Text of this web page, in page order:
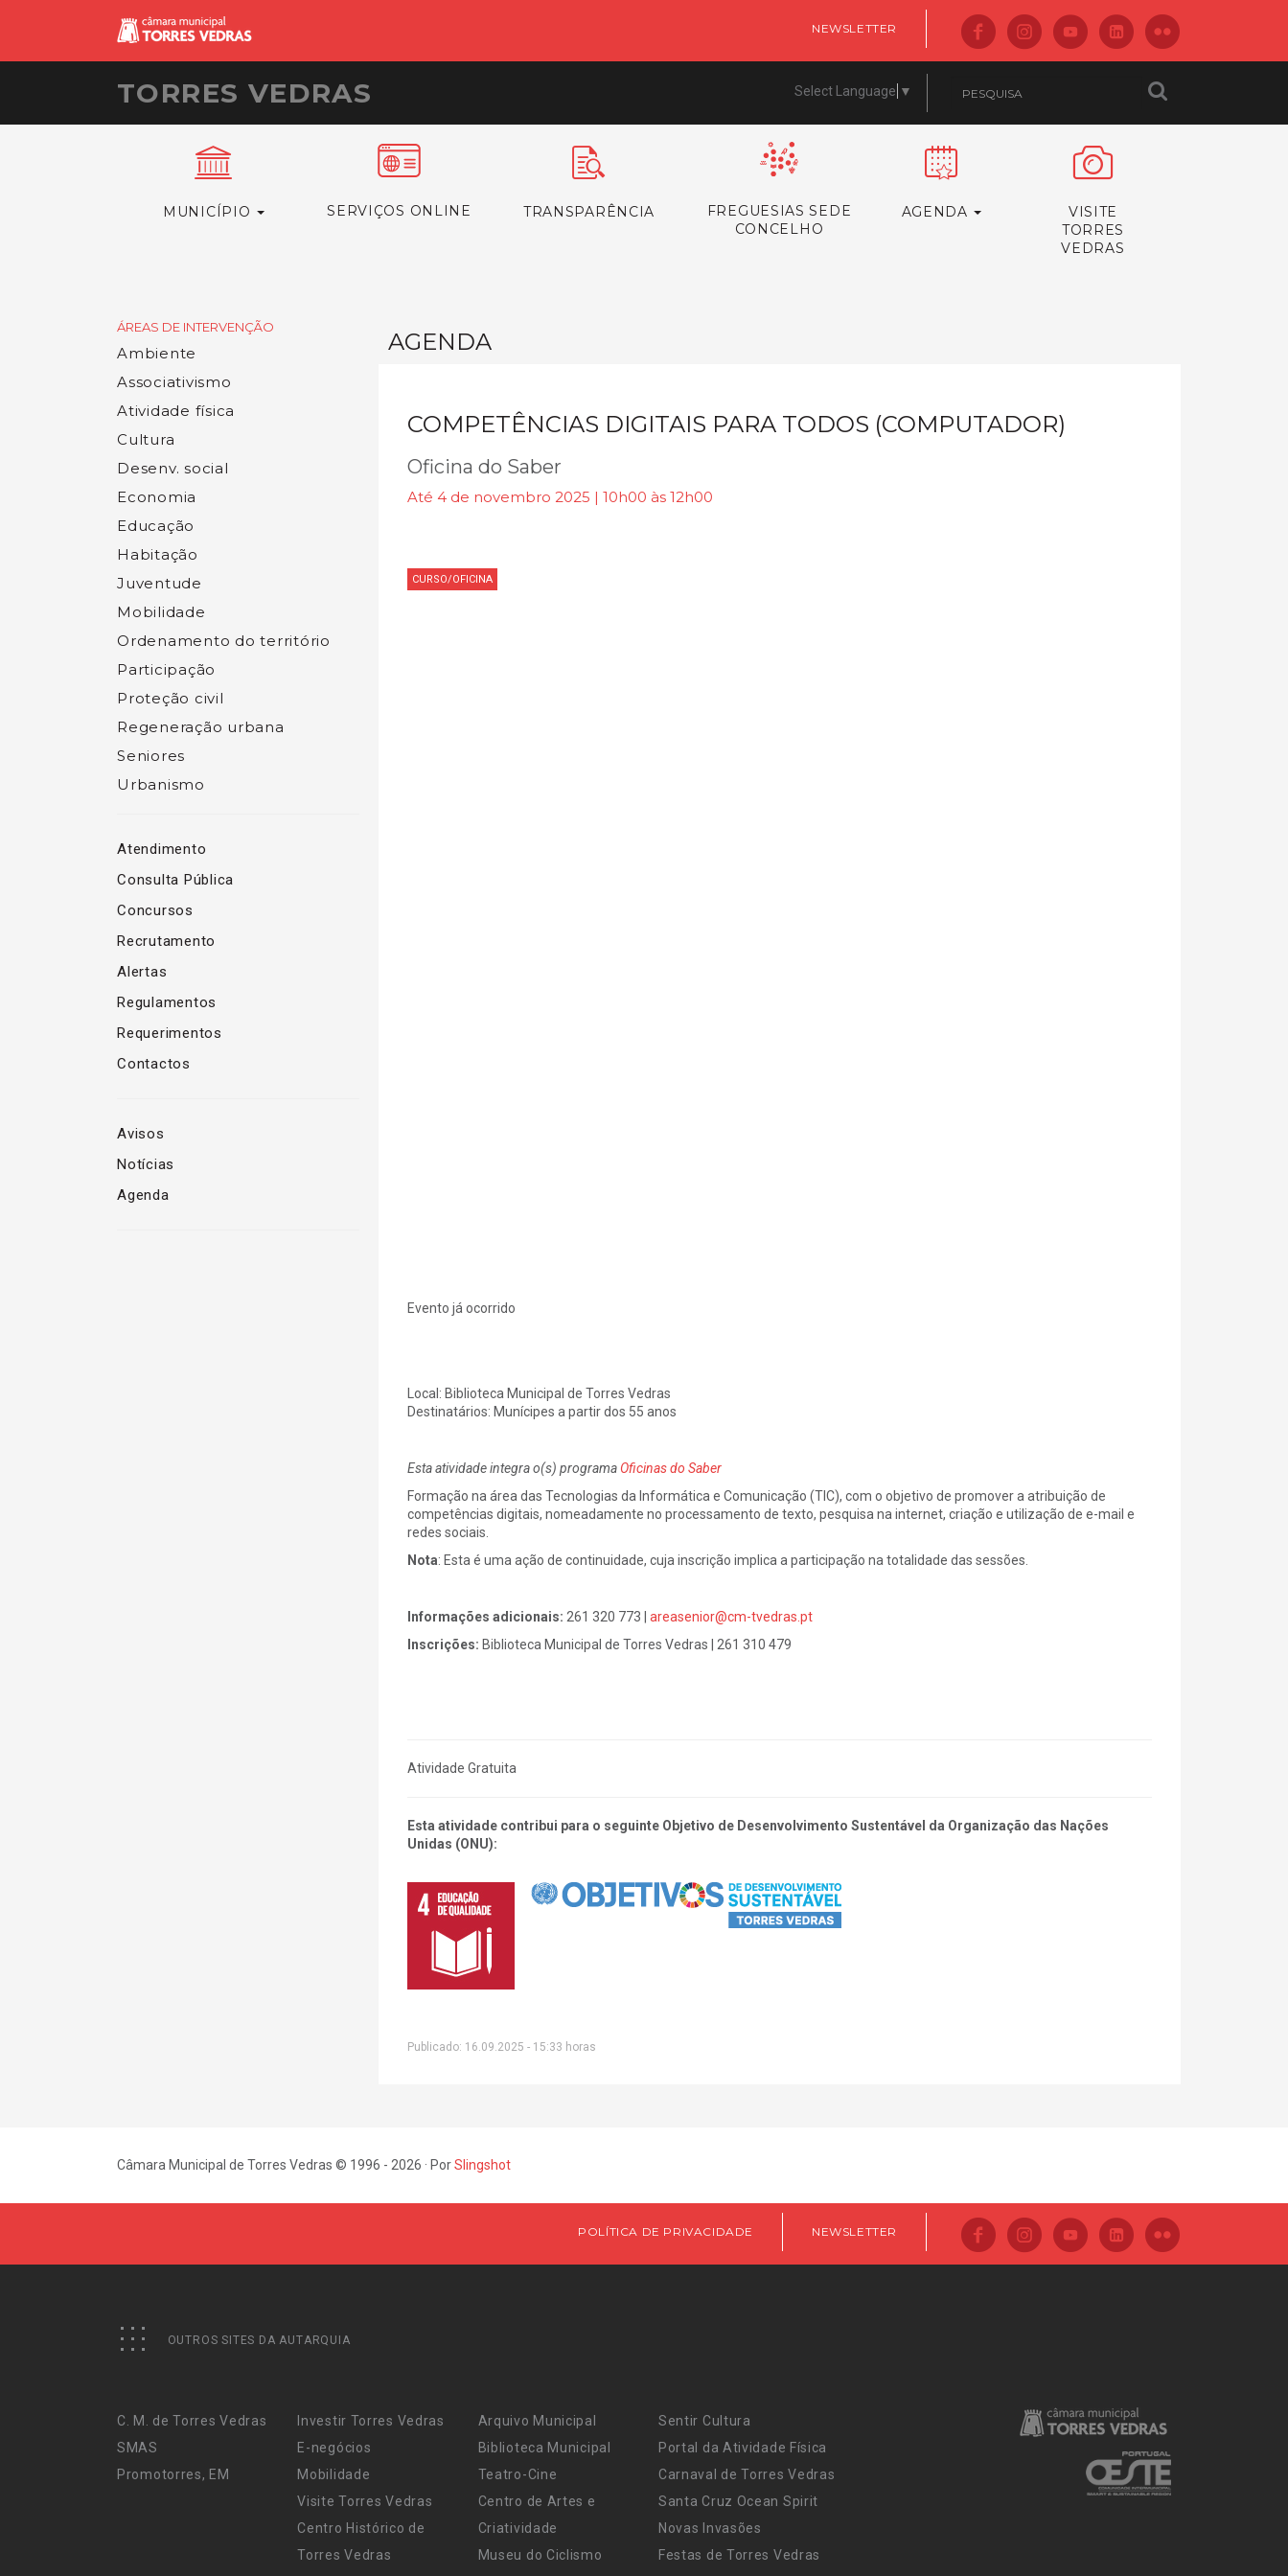
NEWSLETTER
TORRES VEDRAS Select Language ▼
MUNICÍPIO SERVIÇOS ONLINE TRANSPARÊNCIA
FREGUESIAS SEDE
CONCELHO
AGENDA
VISITE
TORRES
VEDRAS
ÁREAS DE INTERVENÇÃO
Ambiente
Associativismo
Atividade física
Cultura
Desenv. social
Economia
Educação
Habitação
Juventude
Mobilidade
Ordenamento do território
Participação
Proteção civil
Regeneração urbana
Seniores
Urbanismo
Atendimento
Consulta Pública
Concursos
Recrutamento
Alertas
Regulamentos
Requerimentos
Contactos
Avisos
Notícias
Agenda
AGENDA
COMPETÊNCIAS DIGITAIS PARA TODOS (COMPUTADOR)
Oficina do Saber
Até 4 de novembro 2025 | 10h00 às 12h00
CURSO/OFICINA
Evento já ocorrido
Local: Biblioteca Municipal de Torres Vedras
Destinatários: Munícipes a partir dos 55 anos
Esta atividade integra o(s) programa Oficinas do Saber
Formação na área das Tecnologias da Informática e Comunicação (TIC), com o objetivo de promover a atribuição de
competências digitais, nomeadamente no processamento de texto, pesquisa na internet, criação e utilização de e-mail e
redes sociais.
Nota: Esta é uma ação de continuidade, cuja inscrição implica a participação na totalidade das sessões.
Informações adicionais: 261 320 773 | areasenior@cm-tvedras.pt
Inscrições: Biblioteca Municipal de Torres Vedras | 261 310 479
Atividade Gratuita
Esta atividade contribui para o seguinte Objetivo de Desenvolvimento Sustentável da Organização das Nações
Unidas (ONU):
Publicado: 16.09.2025 - 15:33 horas
Câmara Municipal de Torres Vedras © 1996 - 2026 · PorSlingshot
POLÍTICA DE PRIVACIDADE NEWSLETTER
OUTROS SITES DA AUTARQUIA
C. M. de Torres Vedras
SMAS
Promotorres, EM
Investir Torres Vedras
E-negócios
Mobilidade
Visite Torres Vedras
Centro Histórico de
Torres Vedras
Arquivo Municipal
Biblioteca Municipal
Teatro-Cine
Centro de Artes e
Criatividade
Museu do Ciclismo
Sentir Cultura
Portal da Atividade Física
Carnaval de Torres Vedras
Santa Cruz Ocean Spirit
Novas Invasões
Festas de Torres Vedras